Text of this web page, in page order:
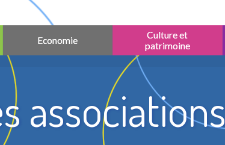
Economie
Culture et
patrimoine
associations